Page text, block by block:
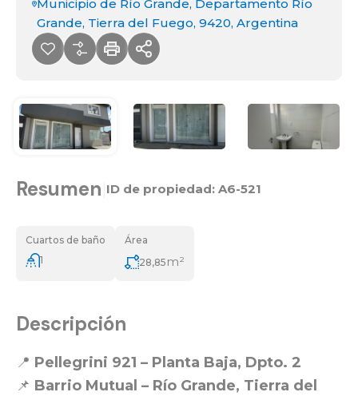
Municipio de Río Grande, Departamento Río
Grande, Tierra del Fuego, 9420, Argentina
Resumen ID de propiedad: A6-521
Cuartos de baño
1
Área
28,85 m²
Descripción
📍 Pellegrini 921 – Planta Baja, Dpto. 2
📌 Barrio Mutual – Río Grande, Tierra del